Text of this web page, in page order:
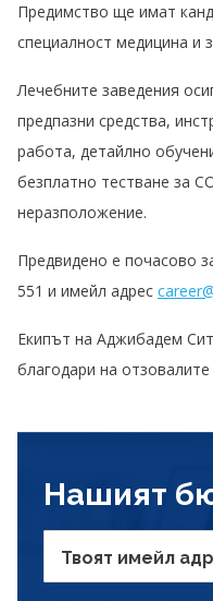
Предимство ще имат
специалност медицина и
Лечебните заведения
предпазни средства,
работа, детайлно
безплатно тестване за
неразположение.
Предвидено е почасово
551 и имейл адрес
Екипът на Аджибадем
благодари на
Нашият
Твоят имейл